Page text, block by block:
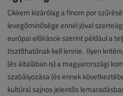
Cikkem kizárólag a finom por
levegőminősége ennél jóval
európai előírások szerint például a
tisztíthatónak kell lennie. Ilyen
(és általában is) a magyarországi
szabályozása (és ennek
kultúra) sajnos jelentős